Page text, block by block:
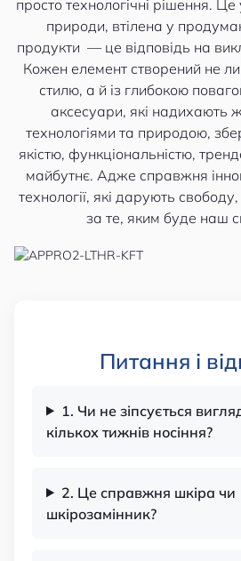
просто технологічні рішення.
природи, втілена у
продукти — це відповідь на
Кожен елемент створений не
стилю, а й із глибокою
аксесуари, які надихають
технологіями та природою,
якістю, функціональністю,
майбутнє. Адже справжня
технології, які дарують
за те, яким буде наш
Питання і
1. Чи не зіпсується
кількох тижнів носіння?
2. Це справжня шкіра чи
шкірозамінник?